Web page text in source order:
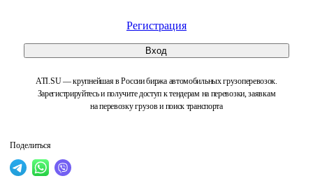
Регистрация
Вход
ATI.SU — крупнейшая в России биржа автомобильных грузоперевозок.
Зарегистрируйтесь и получите доступ к тендерам на перевозки, заявкам
на перевозку грузов и поиск транспорта
Поделиться